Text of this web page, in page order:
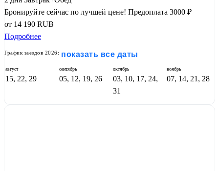
Бронируйте сейчас по лучшей цене! Предоплата 3000 ₽
от 14 190 RUB
Подробнее
График заездов 2026: показать все даты
август
15, 22, 29
сентябрь
05, 12, 19, 26
октябрь
03, 10, 17, 24,
31
ноябрь
07, 14, 21, 28